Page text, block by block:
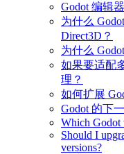
Godot 编辑
为什么
Direct3D？
为什么
如果要适配
理？
如何扩展
Godot 的下
Which Godot
Should I
versions?